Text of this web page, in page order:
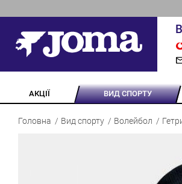
АКЦІЇ ВИД СПОРТУ
Головна Вид спорту Волейбол